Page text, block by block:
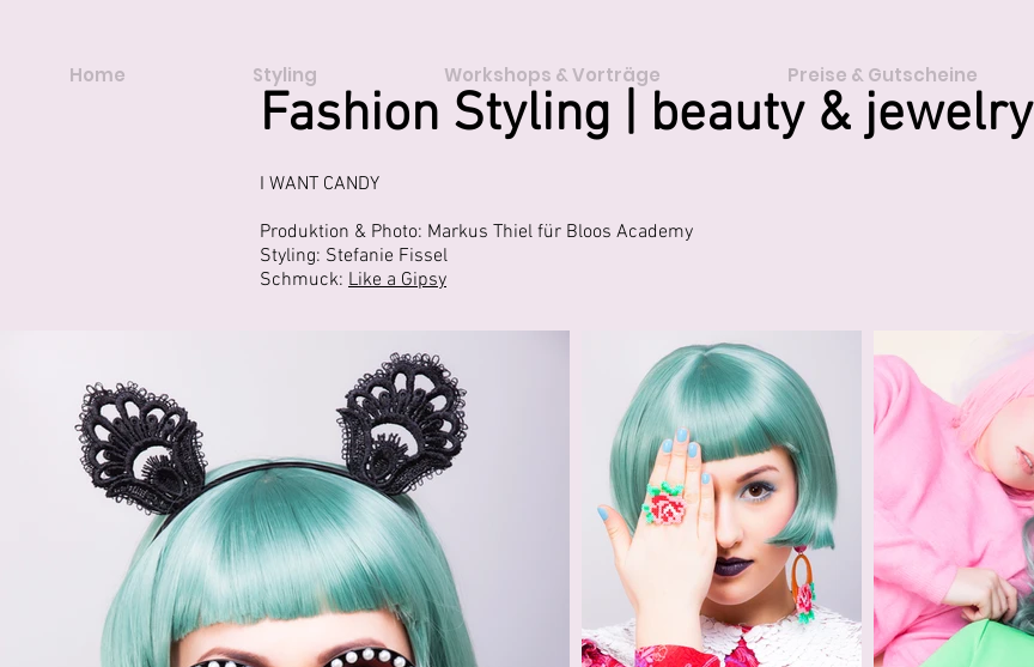
Home Styling Workshops & Vorträge Preise & Gutscheine
Fashion Styling | beauty & jewelry
I WANT CANDY
Produktion & Photo: Markus Thiel für Bloos Academy
Styling: Stefanie Fissel
Schmuck: Like a Gipsy